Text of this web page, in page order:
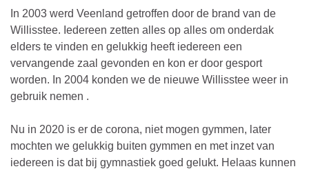
In 2003 werd Veenland getroffen door de brand van de
Willisstee. Iedereen zetten alles op alles om onderdak
elders te vinden en gelukkig heeft iedereen een
vervangende zaal gevonden en kon er door gesport
worden. In 2004 konden we de nieuwe Willisstee weer in
gebruik nemen .
Nu in 2020 is er de corona, niet mogen gymmen, later
mochten we gelukkig buiten gymmen en met inzet van
iedereen is dat bij gymnastiek goed gelukt. Helaas kunnen